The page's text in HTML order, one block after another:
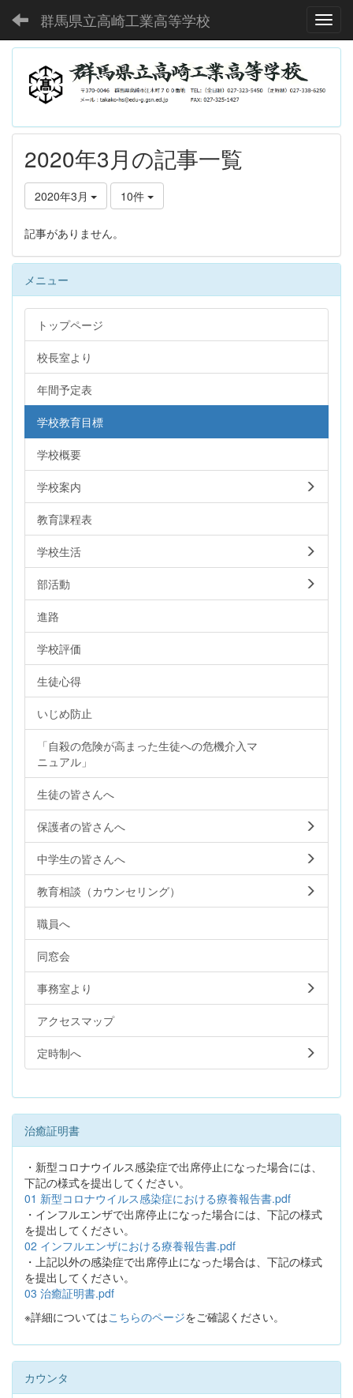
群馬県立高崎工業高等学校
2020年3月の記事一覧
2020年3月 10件
記事がありません。
メニュー
トップページ
校長室より
年間予定表
学校教育目標
学校概要
学校案内
教育課程表
学校生活
部活動
進路
学校評価
生徒心得
いじめ防止
「自殺の危険が高まった生徒への危機介入マ
ニュアル」
生徒の皆さんへ
保護者の皆さんへ
中学生の皆さんへ
教育相談（カウンセリング）
職員へ
同窓会
事務室より
アクセスマップ
定時制へ
治癒証明書
・新型コロナウイルス感染症で出席停止になった場合には、
下記の様式を提出してください。
01 新型コロナウイルス感染症における療養報告書.pdf
・インフルエンザで出席停止になった場合には、下記の様式
を提出してください。
02 インフルエンザにおける療養報告書.pdf
・上記以外の感染症で出席停止になった場合は、下記の様式
を提出してください。
03 治癒証明書.pdf
※詳細についてはこちらのページをご確認ください。
カウンタ